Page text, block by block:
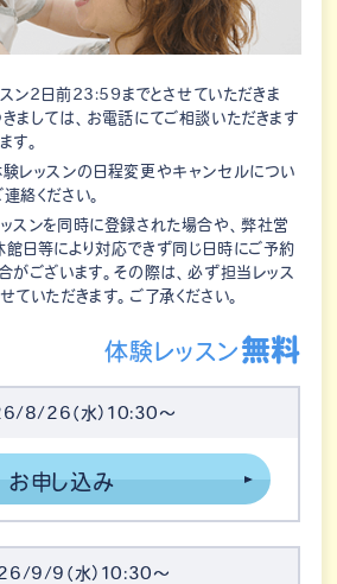
ン2日前23:59までとさせていただきま
ましては、お電話にてご相談いただきます
す。
レッスンの日程変更やキャンセルについ
絡ください。
スンを同時に登録された場合や、弊社営
日等により対応できず同じ日時にご予約
がございます。その際は、必ず担当レッス
ていただきます。ご了承ください。
体験レッスン 無料
8/26（水）10:30～
お申し込み
9/9（水）10:30～